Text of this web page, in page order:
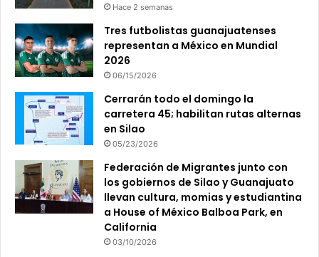
Hace 2 semanas
Tres futbolistas guanajuatenses
representan a México en Mundial
2026
06/15/2026
Cerrarán todo el domingo la
carretera 45; habilitan rutas alternas
en Silao
05/23/2026
Federación de Migrantes junto con
los gobiernos de Silao y Guanajuato
llevan cultura, momias y estudiantina
a House of México Balboa Park, en
California
03/10/2026